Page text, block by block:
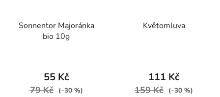
Sonnentor Majoránka
bio 10g
55 Kč
79 Kč (–30 %)
Květomluva
111 Kč
159 Kč (–30 %)